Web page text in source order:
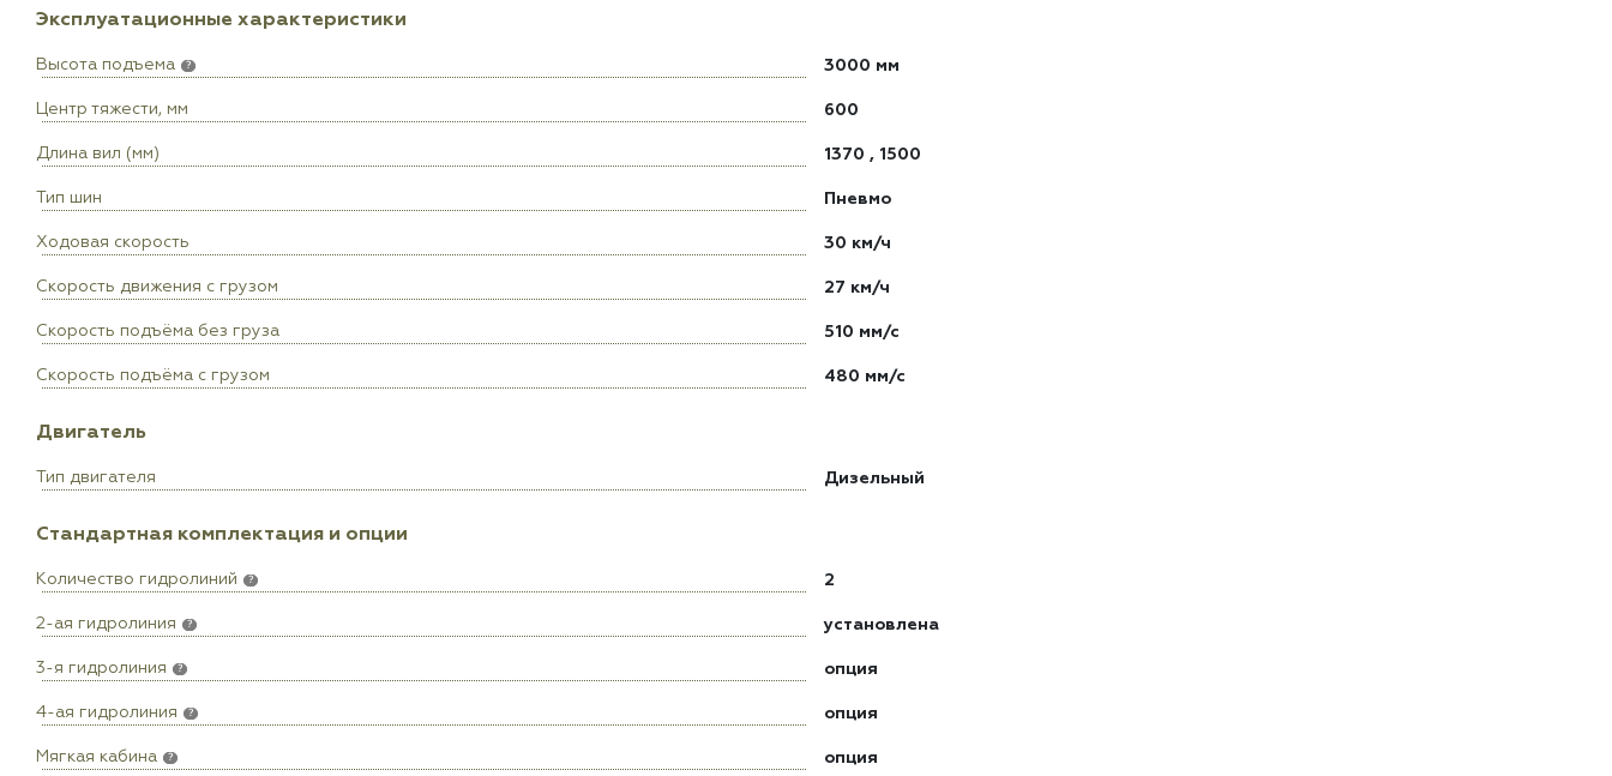
Эксплуатационные характеристики
Высота подъема ? 3000 мм
Центр тяжести, мм 600
Длина вил (мм) 1370 , 1500
Тип шин Пневмо
Ходовая скорость 30 км/ч
Скорость движения с грузом 27 км/ч
Скорость подъёма без груза 510 мм/с
Скорость подъёма с грузом 480 мм/с
Двигатель
Тип двигателя Дизельный
Стандартная комплектация и опции
Количество гидролиний ? 2
2-ая гидролиния ? установлена
3-я гидролиния ? опция
4-ая гидролиния ? опция
Мягкая кабина ? опция